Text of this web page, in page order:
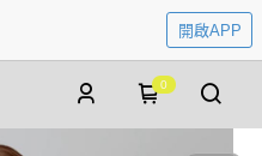
開啟APP
0